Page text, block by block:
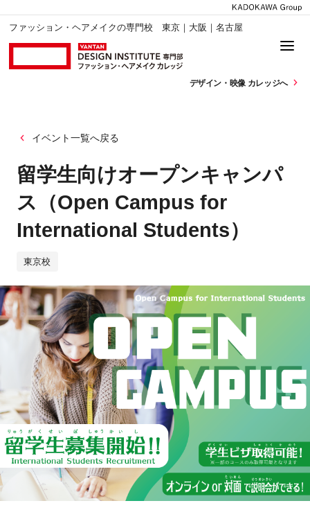
ファッション・ヘアメイクの専門校 東京｜大阪｜名古屋
デザイン・ 映像 カレッジへ
イベント一覧へ戻る
留学生向けオープンキャンパ
ス（Open Campus for
International Students）
東京校